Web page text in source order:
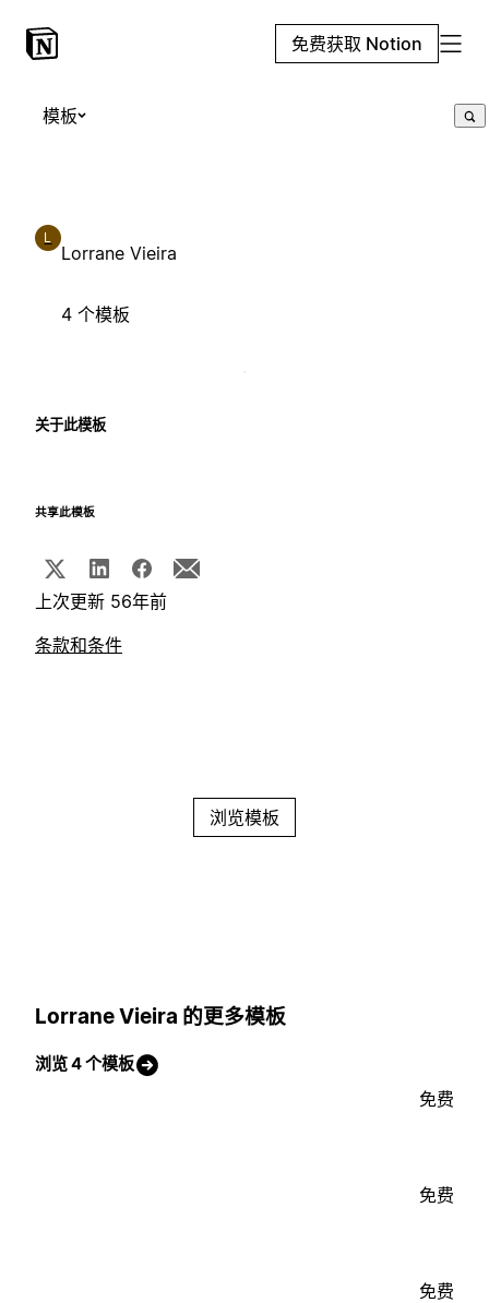
免费获取 Notion
模板
L
Lorrane Vieira
4 个模板
关于此模板
共享此模板
上次更新 56年前
条款和条件
浏览模板
Lorrane Vieira 的更多模板
浏览 4 个模板
免费
免费
免费